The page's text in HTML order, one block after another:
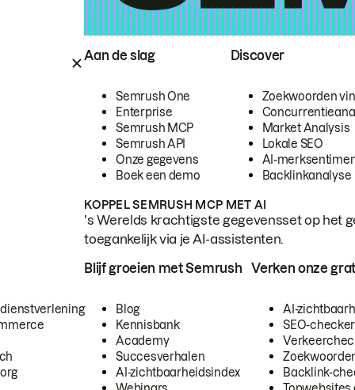
Aan de slag
Semrush One
Enterprise
Semrush MCP
Semrush API
Onze gegevens
Boek een demo
Discover
Zoekwoorden
Market Analysis
Lokale SEO
AI-
Backlinkanalyse
KOPPEL SEMRUSH MCP MET AI
's Werelds krachtigste gegevensset op het
toegankelijk via je AI-assistenten.
Blijf groeien met Semrush
Blog
Kennisbank
Academy
Succesverhalen
AI-zichtbaarheidsindex
Verken onze
AI-
SEO-checker
Backlink-